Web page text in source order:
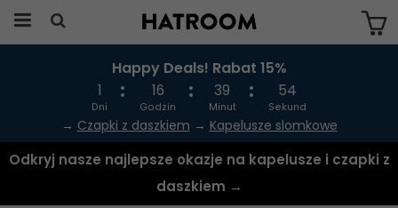
Produkten har blivit tillagd i varukorgen
Happy Deals! Rabat 15%
1
Dni
16
Godzin
39
Minut
53
Sekund
→ Czapki z daszkiem → Kapelusze slomkowe
Odkryj nasze najlepsze okazje na kapelusze i czapki z
daszkiem →